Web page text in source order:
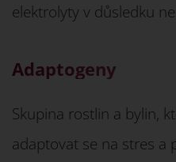
elektrolyty v důsledku
Adaptogeny
Skupina rostlin a bylin,
adaptovat se na stres a